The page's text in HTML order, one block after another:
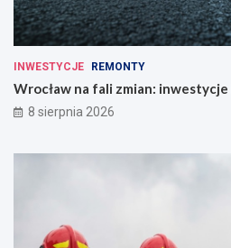
INWESTYCJE REMONTY
Wrocław na fali zmian:
8 sierpnia 2026